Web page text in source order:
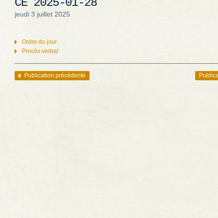
CÉ 2025-01-28
jeudi 3 juillet 2025
Ordre du jour
Procès verbal
Navigation des articles
Publication précédente